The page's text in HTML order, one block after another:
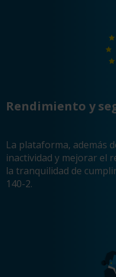
Rendimiento y
La plataforma, además
inactividad y mejorar el
la tranquilidad de
140-2.